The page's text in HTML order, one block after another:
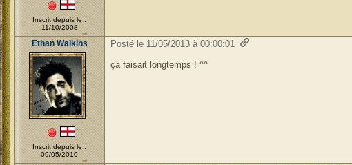
Inscrit depuis le :
11/10/2008
Ethan Walkins
Inscrit depuis le :
09/05/2010
Posté le 11/05/2013 à 00:00:01
ça faisait longtemps ! ^^